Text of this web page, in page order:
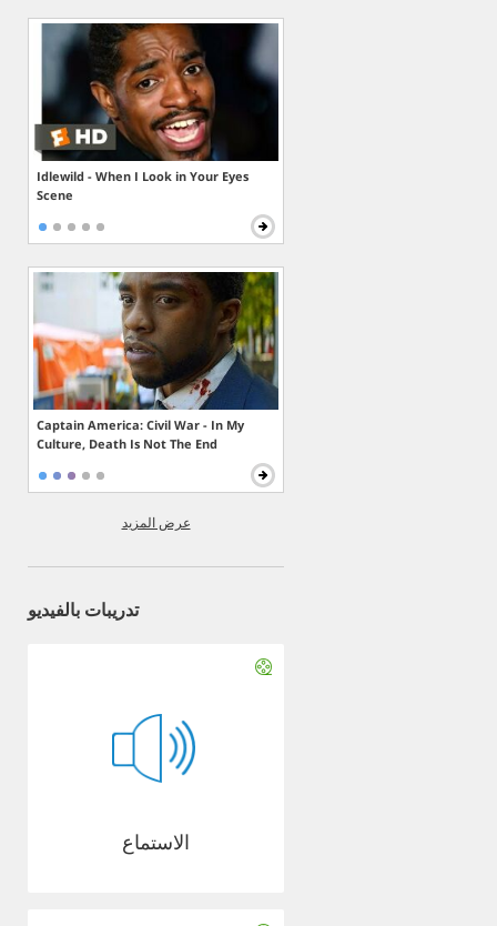
Idlewild - When I Look in Your Eyes
Scene
Captain America: Civil War - In My
Culture, Death Is Not The End
عرض المزيد
تدريبات بالفيديو
الاستماع